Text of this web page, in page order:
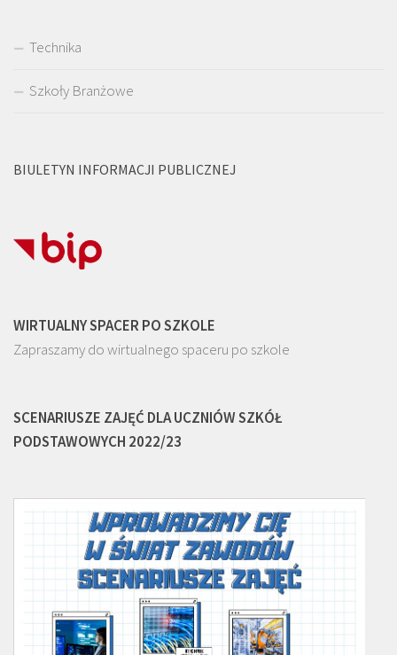
Technika
Szkoły Branżowe
BIULETYN INFORMACJI PUBLICZNEJ
WIRTUALNY SPACER PO SZKOLE
Zapraszamy do wirtualnego spaceru po szkole
SCENARIUSZE ZAJĘĆ DLA UCZNIÓW SZKÓŁ
PODSTAWOWYCH 2022/23